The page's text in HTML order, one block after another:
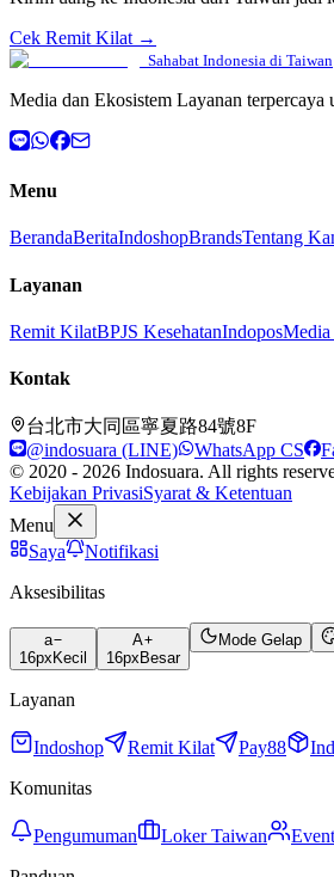
Cek Remit Kilat →
Sahabat Indonesia di Taiwan
Media dan Ekosistem Layanan
Menu
BerandaBeritaIndoshopBrandsTentang
Layanan
Remit KilatBPJS KesehatanIndoposMedia
Kontak
台北市大同區寧夏路84號8F
@indosuara (LINE)
WhatsApp CS
© 2020 - 2026 Indosuara. All rights
Kebijakan PrivasiSyarat & Ketentuan
Menu
Saya
Notifikasi
Aksesibilitas
a
16px Kecil
A
16px Besar
Mode Gelap
Layanan
Indoshop Remit Kilat Pay88
Komunitas
Pengumuman Loker Taiwan